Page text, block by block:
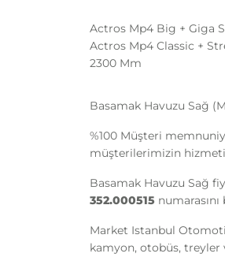
Actros Mp4 Big + Giga
Actros Mp4 Classic +
2300 Mm
Basamak Havuzu Sağ
%100 Müşteri
müşterilerimizin
Basamak Havuzu Sağ
352.000515
Market Istanbul
kamyon, otobüs, treyler